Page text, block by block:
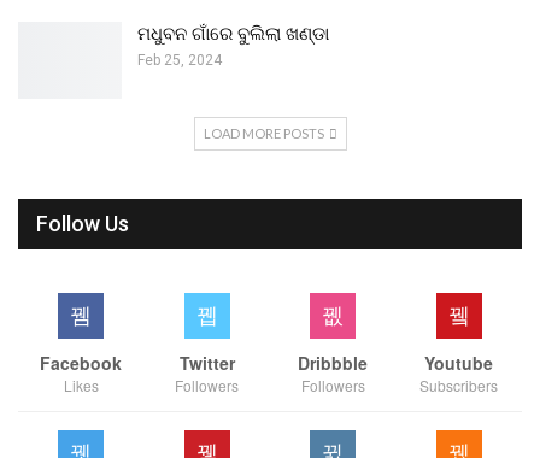
ମଧୁବନ ଗାଁରେ ବୁଲିଲା ଖଣ୍ଡା
Feb 25, 2024
LOAD MORE POSTS
Follow Us
Facebook
Likes
Twitter
Followers
Dribbble
Followers
Youtube
Subscribers